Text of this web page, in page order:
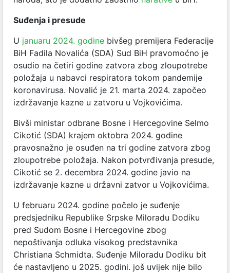
Suđenja i presude
U januaru 2024. godine bivšeg premijera Federacije
BiH Fadila Novalića (SDA) Sud BiH pravomoćno je
osudio na četiri godine zatvora zbog zloupotrebe
položaja u nabavci respiratora tokom pandemije
koronavirusa. Novalić je 21. marta 2024. započeo
izdržavanje kazne u zatvoru u Vojkovićima.
Bivši ministar odbrane Bosne i Hercegovine Selmo
Cikotić (SDA) krajem oktobra 2024. godine
pravosnažno je osuđen na tri godine zatvora zbog
zloupotrebe položaja. Nakon potvrđivanja presude,
Cikotić se 2. decembra 2024. godine javio na
izdržavanje kazne u državni zatvor u Vojkovićima.
U februaru 2024. godine počelo je suđenje
predsjedniku Republike Srpske Miloradu Dodiku
pred Sudom Bosne i Hercegovine zbog
nepoštivanja odluka visokog predstavnika
Christiana Schmidta. Suđenje Miloradu Dodiku bit
će nastavljeno u 2025. godini. još uvijek nije bilo